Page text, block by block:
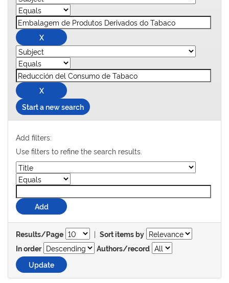
Start a new search
Add filters:
Use filters to refine the search results.
Results/Page | Sort items by
In order
Authors/record